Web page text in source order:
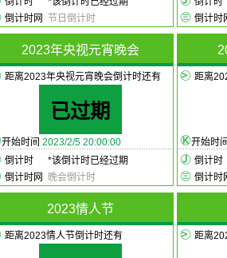
倒计时网
节日倒计时
倒计时
2023年央视元宵晚会
距离2023年央视元宵晚会倒计时还有
已过期
开始时间 2023/2/5 20:00:00
倒计时
*该倒计时已经过期
倒计时网
晚会倒计时
距离
开始时间
倒计时
倒计时
2023情人节
距离2023情人节倒计时还有 距离